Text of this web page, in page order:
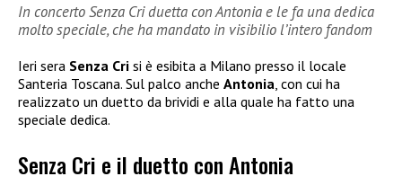
In concerto Senza Cri duetta con Antonia e le fa una dedica
molto speciale, che ha mandato in visibilio l’intero fandom
Ieri sera Senza Cri si è esibita a Milano presso il locale
Santeria Toscana. Sul palco anche Antonia , con cui ha
realizzato un duetto da brividi e alla quale ha fatto una
speciale dedica.
Senza Cri e il duetto con Antonia